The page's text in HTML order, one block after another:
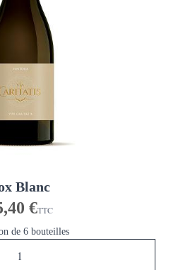
Blanc
€TTC
de 6 bouteilles